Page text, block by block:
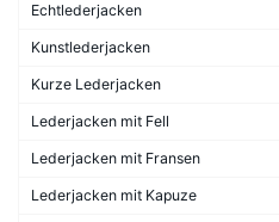
Echtlederjacken
Kunstlederjacken
Kurze Lederjacken
Lederjacken mit Fell
Lederjacken mit Fransen
Lederjacken mit Kapuze